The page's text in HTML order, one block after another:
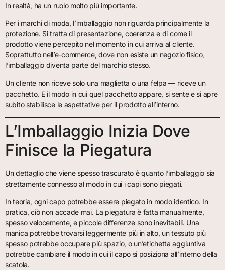
In realtà, ha un ruolo molto più importante.
Per i marchi di moda, l’imballaggio non riguarda principalmente la
protezione. Si tratta di presentazione, coerenza e di come il
prodotto viene percepito nel momento in cui arriva al cliente.
Soprattutto nell’e-commerce, dove non esiste un negozio fisico,
l’imballaggio diventa parte del marchio stesso.
Un cliente non riceve solo una maglietta o una felpa — riceve un
pacchetto. E il modo in cui quel pacchetto appare, si sente e si apre
subito stabilisce le aspettative per il prodotto all’interno.
L’Imballaggio Inizia Dove
Finisce la Piegatura
Un dettaglio che viene spesso trascurato è quanto l’imballaggio sia
strettamente connesso al modo in cui i capi sono piegati.
In teoria, ogni capo potrebbe essere piegato in modo identico. In
pratica, ciò non accade mai. La piegatura è fatta manualmente,
spesso velocemente, e piccole differenze sono inevitabili. Una
manica potrebbe trovarsi leggermente più in alto, un tessuto più
spesso potrebbe occupare più spazio, o un’etichetta aggiuntiva
potrebbe cambiare il modo in cui il capo si posiziona all’interno della
scatola.